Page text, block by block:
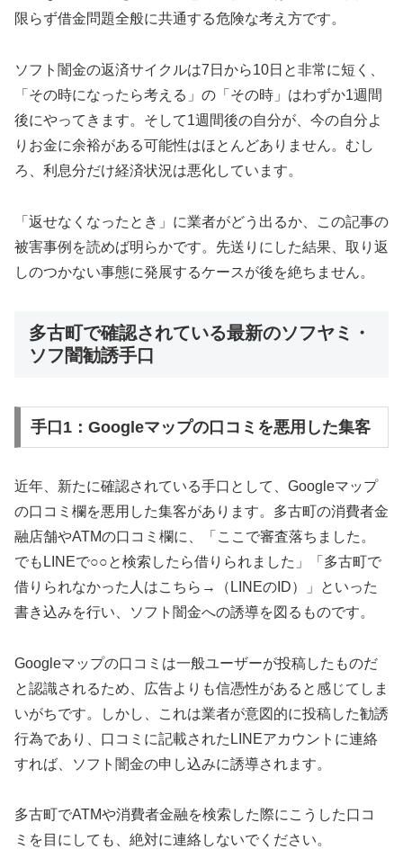
限らず借金問題全般に共通する危険な考え方です。
ソフト闇金の返済サイクルは7日から10日と非常に短く、
「その時になったら考える」の「その時」はわずか1週間
後にやってきます。そして1週間後の自分が、今の自分よ
りお金に余裕がある可能性はほとんどありません。むし
ろ、利息分だけ経済状況は悪化しています。
「返せなくなったとき」に業者がどう出るか、この記事の
被害事例を読めば明らかです。先送りにした結果、取り返
しのつかない事態に発展するケースが後を絶ちません。
多古町で確認されている最新のソフヤミ・
ソフ闇勧誘手口
手口1：Googleマップの口コミを悪用した集客
近年、新たに確認されている手口として、Googleマップ
の口コミ欄を悪用した集客があります。多古町の消費者金
融店舗やATMの口コミ欄に、「ここで審査落ちました。
でもLINEで○○と検索したら借りられました」「多古町で
借りられなかった人はこちら→（LINEのID）」といった
書き込みを行い、ソフト闇金への誘導を図るものです。
Googleマップの口コミは一般ユーザーが投稿したものだ
と認識されるため、広告よりも信憑性があると感じてしま
いがちです。しかし、これは業者が意図的に投稿した勧誘
行為であり、口コミに記載されたLINEアカウントに連絡
すれば、ソフト闇金の申し込みに誘導されます。
多古町でATMや消費者金融を検索した際にこうした口コ
ミを目にしても、絶対に連絡しないでください。